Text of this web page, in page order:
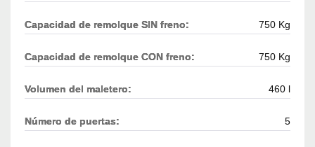
Capacidad de remolque SIN freno: 750 Kg
Capacidad de remolque CON freno: 750 Kg
Volumen del maletero: 460 l
Número de puertas: 5